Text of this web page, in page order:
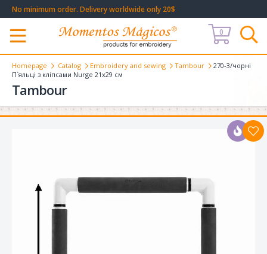
No minimum order. Delivery worldwide only 20$
Меню
0
Homepage Catalog Embroidery and sewing Tambour
270-3/чорні
П`яльці з кліпсами Nurge 21х29 см
Tambour